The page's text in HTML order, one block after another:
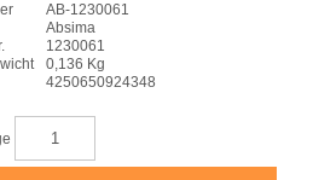
AB-1230061
Absima
1230061
0,136 Kg
4250650924348